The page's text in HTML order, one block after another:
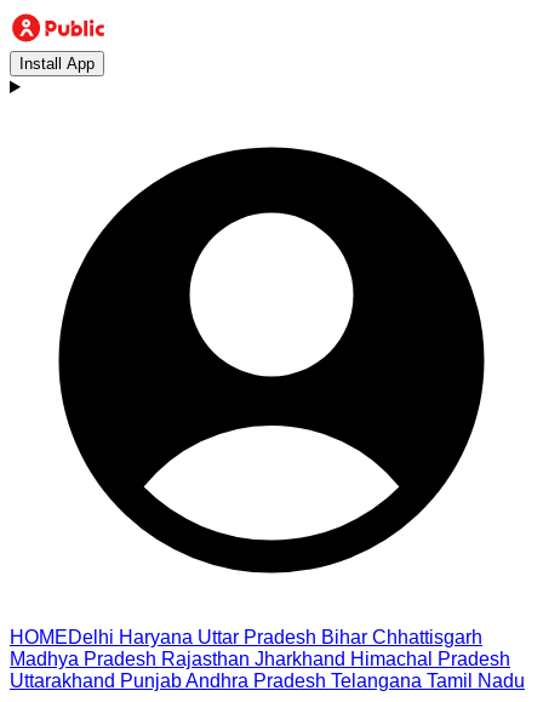
Install App
HOMEDelhi Haryana Uttar Pradesh Bihar Chhattisgarh
Madhya Pradesh Rajasthan Jharkhand Himachal Pradesh
Uttarakhand PunjabAndhra Pradesh Telangana Tamil Nadu